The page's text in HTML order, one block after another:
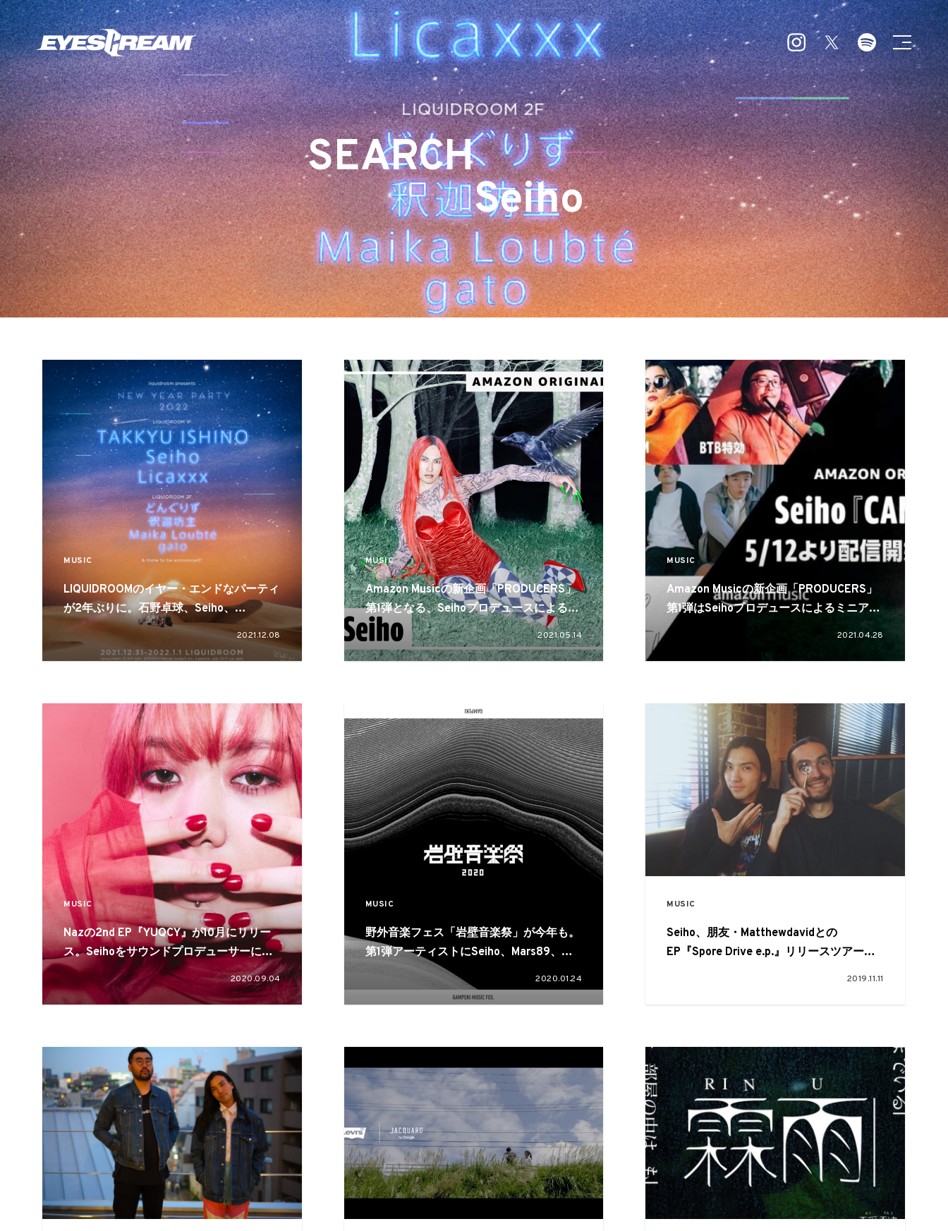
SEARCH
Seiho
MUSIC
LIQUIDROOMのイヤー・エンドなパーティ
が2年ぶりに。石野卓球、Seiho、
Licaxxx、どんぐりず、釈迦坊主らが出演
2021.12.08
MUSIC
Amazon Musicの新企画「PRODUCERS」
第1弾となる、Seihoプロデュースによるミ
ニアルバム『CAMP』の独占配信がスター
ト
2021.05.14
MUSIC
Amazon Musicの新企画「PRODUCERS」
第1弾はSeihoプロデュースによるミニアル
バム『CAMP』を独占配信。KID
2021.04.28
MUSIC
Nazの2nd EP『YUQCY』が10月にリリー
ス。Seihoをサウンドプロデューサーに迎
えた「I’ll go to the moon」を先行配信
2020.09.04
MUSIC
野外音楽フェス「岩壁音楽祭」が今年も。
第1弾アーティストにSeiho、Mars89、
maco maretsらが決定
2020.01.24
MUSIC
Seiho、朋友・Matthewdavidとの
EP『Spore Drive e.p.』リリースツアーを
2019.11.11